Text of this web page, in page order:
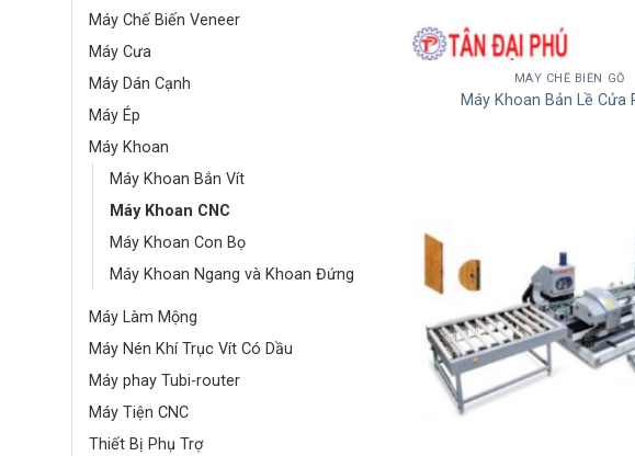
Máy Chế Biến Veneer
Máy Cưa
Máy Dán Cạnh
Máy Ép
Máy Khoan
Máy Khoan Bắn Vít
Máy Khoan CNC
Máy Khoan Con Bọ
Máy Khoan Ngang và Khoan Đứng
Máy Làm Mộng
Máy Nén Khí Trục Vít Có Dầu
Máy phay Tubi-router
Máy Tiện CNC
Thiết Bị Phụ Trợ
MÁY CHẾ BIẾN GỖ
Máy Khoan Bản Lề Cửa